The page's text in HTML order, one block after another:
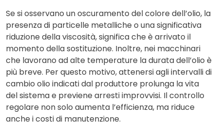
Se si osservano un oscuramento del colore dell’olio, la
presenza di particelle metalliche o una significativa
riduzione della viscosità, significa che è arrivato il
momento della sostituzione. Inoltre, nei macchinari
che lavorano ad alte temperature la durata dell’olio è
più breve. Per questo motivo, attenersi agli intervalli di
cambio olio indicati dal produttore prolunga la vita
del sistema e previene arresti improvvisi. Il controllo
regolare non solo aumenta l’efficienza, ma riduce
anche i costi di manutenzione.